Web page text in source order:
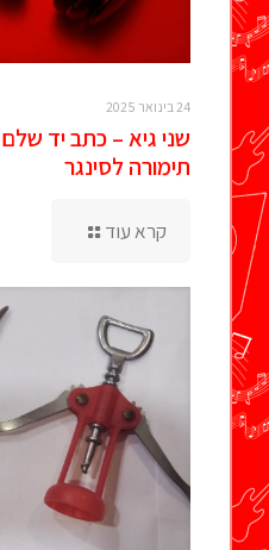
24 בינואר 2025
שני גיא – כתב יד
תימורה לסינגר
קרא עוד